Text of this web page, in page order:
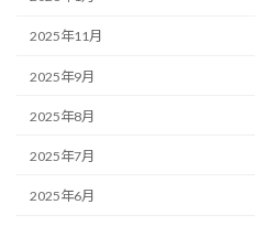
2025年11月
2025年9月
2025年8月
2025年7月
2025年6月